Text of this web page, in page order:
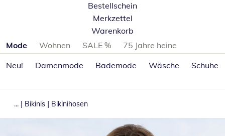
Bestellschein
Merkzettel
Warenkorb
Produktkategorien überspringen
Mode Wohnen SALE %
75 Jahre heine
Neu!
Damenmode Bademode Wäsche Schuhe
... | Bikinis | Bikinihosen